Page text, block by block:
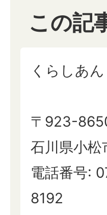
この記
くらしあ
〒923-
石川県小松
電話番号:
8192